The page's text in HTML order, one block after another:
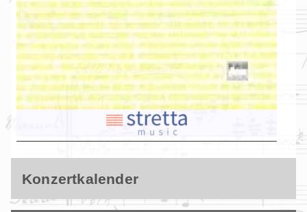
Konzertkalender